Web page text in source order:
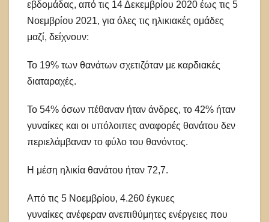
εβδομάδας, από τις 14 Δεκεμβρίου 2020 έως τις 5
Νοεμβρίου 2021, για όλες τις ηλικιακές ομάδες
μαζί, δείχνουν:
Το 19% των θανάτων σχετιζόταν με καρδιακές
διαταραχές.
Το 54% όσων πέθαναν ήταν άνδρες, το 42% ήταν
γυναίκες και οι υπόλοιπες αναφορές θανάτου δεν
περιελάμβαναν το φύλο του θανόντος.
Η μέση ηλικία θανάτου ήταν 72,7.
Από τις 5 Νοεμβρίου, 4.260 έγκυες
γυναίκες ανέφεραν ανεπιθύμητες ενέργειες που